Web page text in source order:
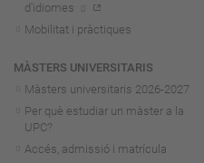
d'idiomes
Mobilitat i pràctiques
MÀSTERS UNIVERSITARIS
Màsters universitaris 2026-2027
Per què estudiar un màster a la
UPC?
Accés, admissió i matrícula